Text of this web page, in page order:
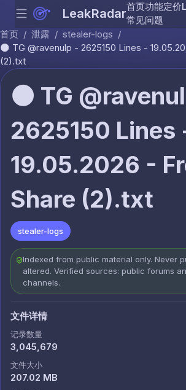
Skip to
Menu LeakRadar首页功能定价
常见问题
首页 / 泄露 / stealer-logs /
🌑 TG @ravenulp - 2625150 Lines -
(2).txt
🌑 TG
2625150 Lines
19.05.2026 -
Share (2).txt
stealer-logs
Indexed from public material only. Never
altered. Verified sources: public forums
channels.
文件详情
记录数量
3,045,679
文件大小
207.02 MB